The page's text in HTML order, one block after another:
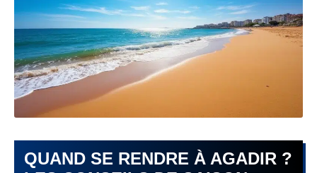
QUAND SE RENDRE À AGADIR ?